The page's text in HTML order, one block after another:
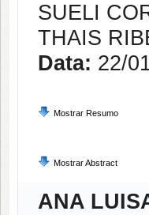
SUELI
THAIS
Data: 22/
Mostrar Resumo
Mostrar Abstract
ANA